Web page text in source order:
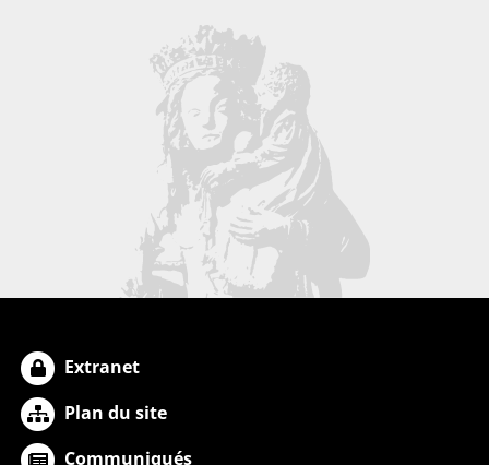
Extranet
Plan du site
Communiqués